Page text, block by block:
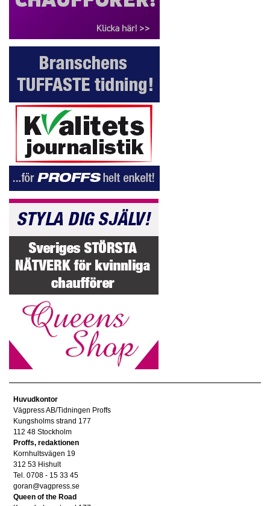
Huvudkontor
Vägpress AB/Tidningen Proffs
Kungsholms strand 177
112 48 Stockholm
Proffs, redaktionen
Kornhultsvägen 19
312 53 Hishult
Tel. 0708 - 15 33 45
goran@vagpress.se
Queen of the Road